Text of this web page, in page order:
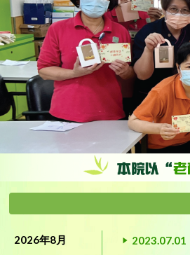
2026年8月
2023.07.01